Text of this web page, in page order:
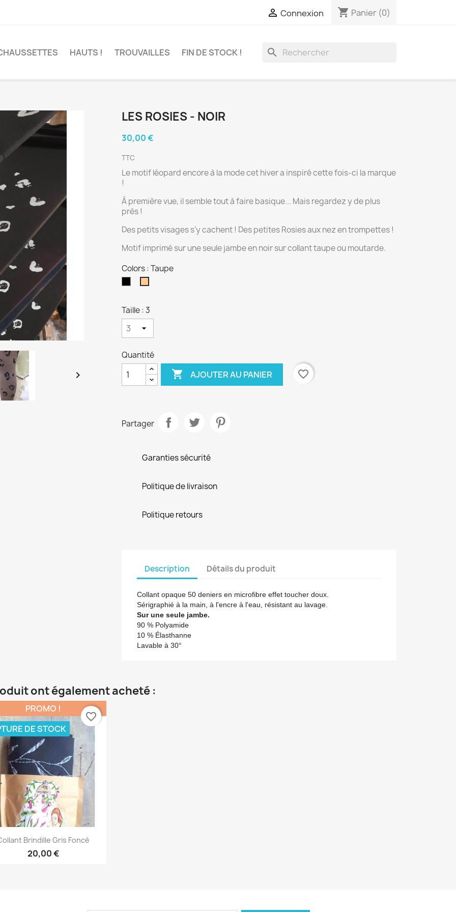
 Connexion shopping_cart Panier (0)
HAUTS ! TROUVAILLES FIN DE STOCK ! search

LES ROSIES - NOIR
30,00 €
TTC
Le motif léopard encore à la mode cet hiver a inspiré cette fois-ci la marque
!
À première vue, il semble tout à faire basique... Mais regardez y de plus
près !
Des petits visages s'y cachent ! Des petites Rosies aux nez en trompettes !
Motif imprimé sur une seule jambe en noir sur collant taupe ou moutarde.
Colors : Taupe
Taille : 3
Quantité
 AJOUTER AU PANIER favorite_border
Partager
Garanties sécurité
Politique de livraison
Politique retours
Description Détails du produit
Collant opaque 50 deniers en microfibre effet toucher doux.
Sérigraphié à la main, à l'encre à l'eau, résistant au lavage.
Sur une seule jambe.
90 % Polyamide
10 % Élasthanne
Lavable à 30°
ont également acheté :
Aperçu rapide
Brindille Gris Foncé
20,00 €
PROMO !
DE STOCK
favorite_border